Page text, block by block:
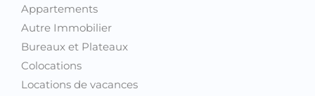
Appartements
Autre Immobilier
Bureaux et Plateaux
Colocations
Locations de vacances